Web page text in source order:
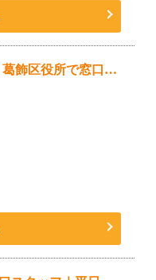
【働きやすい＊週3-4日勤務！】葛飾区役所で窓口スタッフ募集♪残業ほぼなし・自転車通勤OK！